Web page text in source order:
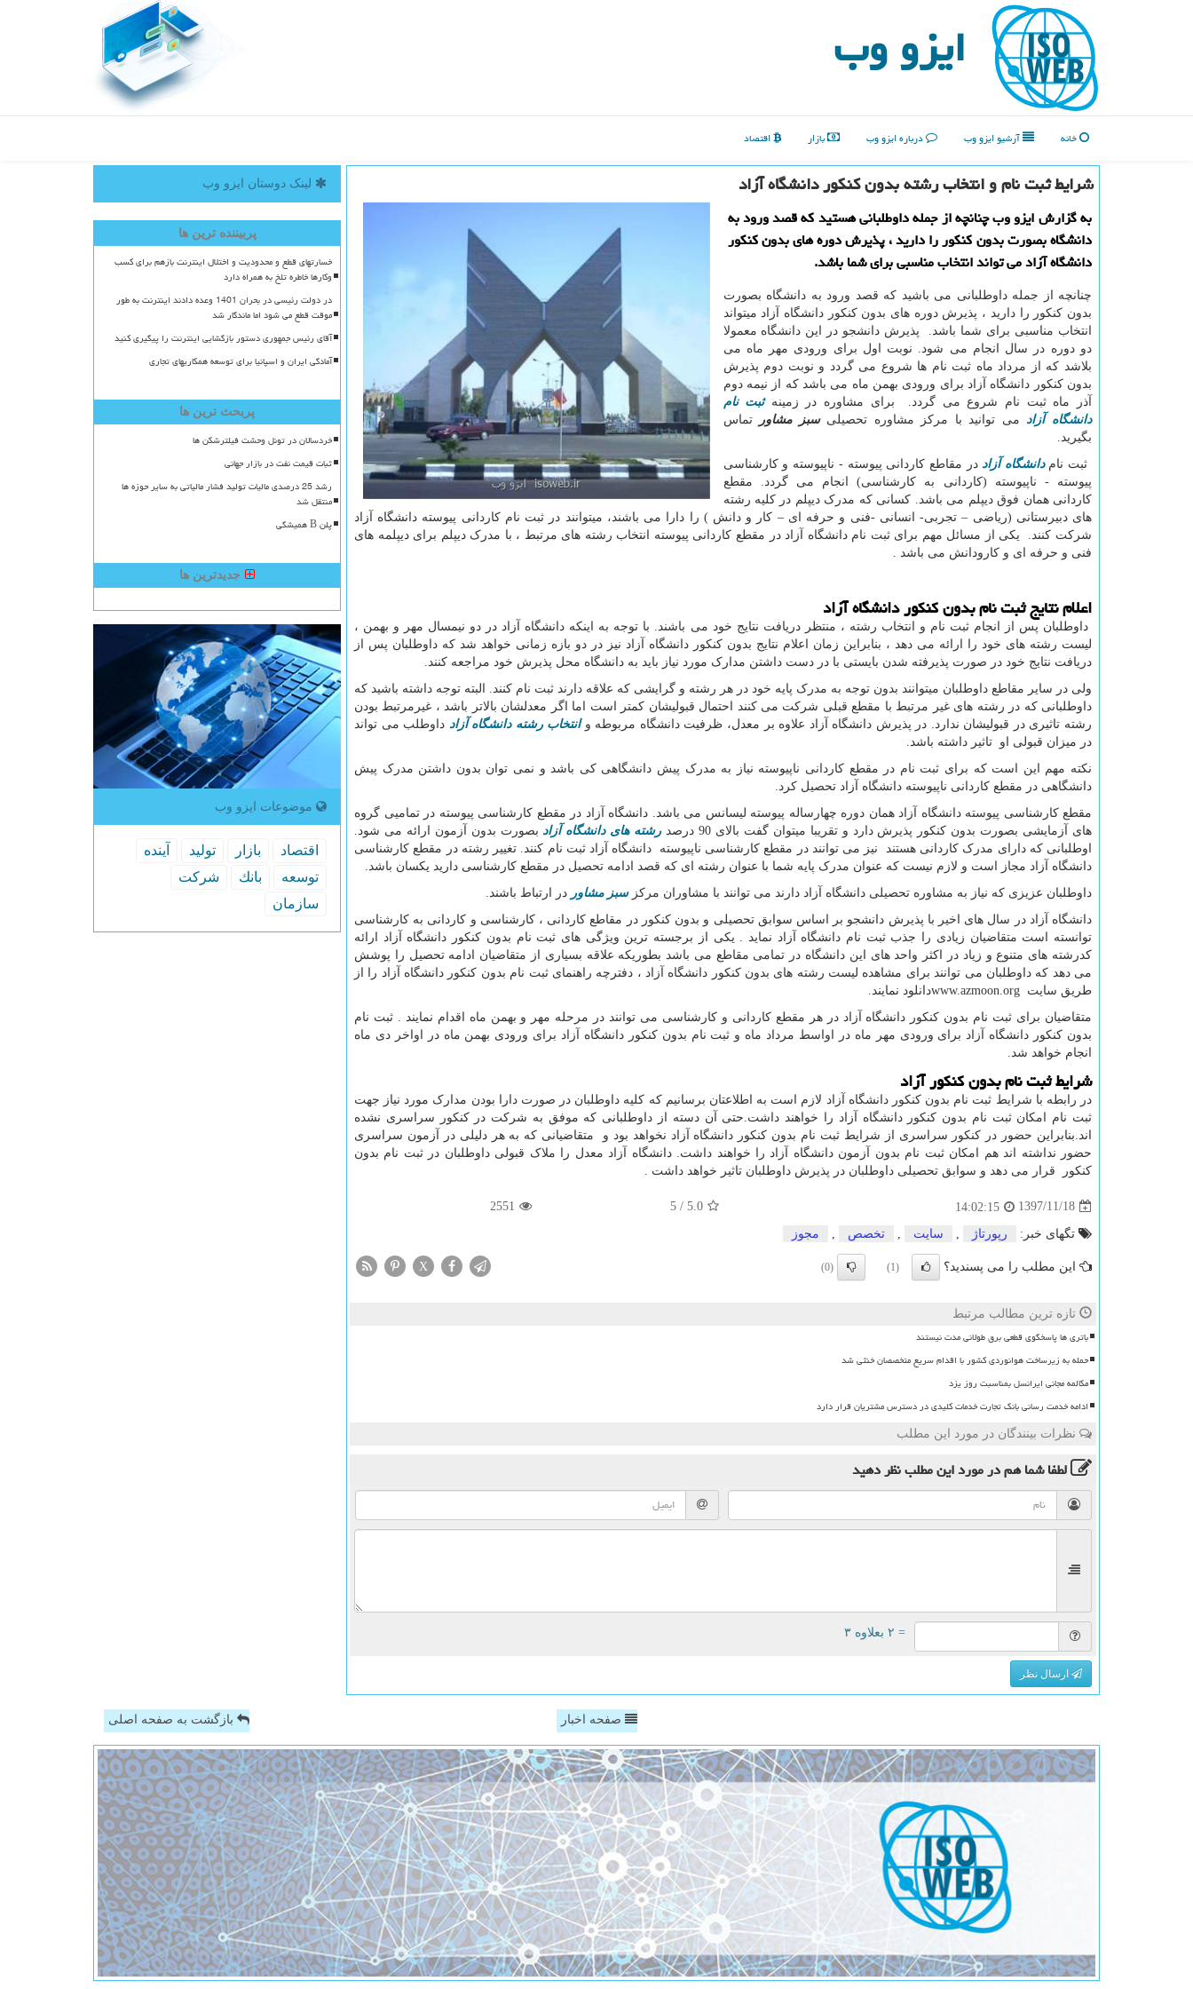
ایزو وب
خانه آرشیو ایزو وب درباره ایزو وب بازار اقتصاد
شرایط ثبت نام و انتخاب رشته بدون كنكور دانشگاه آزاد
به گزارش ایزو وب چنانچه از جمله داوطلبانی هستید كه قصد ورود به
دانشگاه بصورت بدون كنكور را دارید ، پذیرش دوره های بدون كنكور
دانشگاه آزاد می تواند انتخاب مناسبی برای شما باشد.
چنانچه از جمله داوطلبانی می باشید که قصد ورود به دانشگاه بصورت
بدون کنکور را دارید ، پذیرش دوره های بدون کنکور دانشگاه آزاد میتواند
انتخاب مناسبی برای شما باشد. پذیرش دانشجو در این دانشگاه معمولا
دو دوره در سال انجام می شود. نوبت اول برای ورودی مهر ماه می
بلاشد که از مرداد ماه ثبت نام ها شروع می گردد و نوبت دوم پذیرش
بدون کنکور دانشگاه آزاد برای ورودی بهمن ماه می باشد که از نیمه دوم
آذر ماه ثبت نام شروع می گردد. برای مشاوره در زمینهثبت نام
دانشگاه آزاد می توانید با مرکز مشاوره تحصیلیسبز مشاور
تماس
بگیرید.
ثبت نامدانشگاه آزاد در مقاطع کاردانی پیوسته - ناپیوسته و کارشناسی
پیوسته - ناپیوسته (کاردانی به کارشناسی) انجام می گردد. مقطع
کاردانی همان فوق دیپلم می باشد. کسانی که مدرک دیپلم در کلیه رشته
های دبیرستانی (ریاضی – تجربی- انسانی -فنی و حرفه ای – کار و دانش ) را دارا می باشند، میتوانند در ثبت نام کاردانی پیوسته دانشگاه آزاد
شرکت کنند. یکی از مسائل مهم برای ثبت نام دانشگاه آزاد در مقطع کاردانی پیوسته انتخاب رشته های مرتبط ، با مدرک دیپلم برای دیپلمه های
فنی و حرفه ای و کارودانش می باشد .
اعلام نتایج ثبت نام بدون کنکور دانشگاه آزاد
داوطلبان پس از انجام ثبت نام و انتخاب رشته ، منتظر دریافت نتایج خود می باشند. با توجه به اینکه دانشگاه آزاد در دو نیمسال مهر و بهمن ،
لیست رشته های خود را ارائه می دهد ، بنابراین زمان اعلام نتایج بدون کنکور دانشگاه آزاد نیز در دو بازه زمانی خواهد شد که داوطلبان پس از
دریافت نتایج خود در صورت پذیرفته شدن بایستی با در دست داشتن مدارک مورد نیاز باید به دانشگاه محل پذیرش خود مراجعه کنند.
ولی در سایر مقاطع داوطلبان میتوانند بدون توجه به مدرک پایه خود در هر رشته و گرایشی که علاقه دارند ثبت نام کنند. البته توجه داشته باشید که
داوطلبانی که در رشته های غیر مرتبط با مقطع قبلی شرکت می کنند احتمال قبولیشان کمتر است اما اگر معدلشان بالاتر باشد ، غیرمرتبط بودن
رشته تاثیری در قبولیشان ندارد. در پذیرش دانشگاه آزاد علاوه بر معدل، ظرفیت دانشگاه مربوطه وانتخاب رشته دانشگاه آزاد داوطلب می تواند
در میزان قبولی او تاثیر داشته باشد.
نکته مهم این است که برای ثبت نام در مقطع کاردانی ناپیوسته نیاز به مدرک پیش دانشگاهی کی باشد و نمی توان بدون داشتن مدرک پیش
دانشگاهی در مقطع کاردانی ناپیوسته دانشگاه آزاد تحصیل کرد.
مقطع کارشناسی پیوسته دانشگاه آزاد همان دوره چهارساله پیوسته لیسانس می باشد. دانشگاه آزاد در مقطع کارشناسی پیوسته در تمامیی گروه
های آزمایشی بصورت بدون کنکور پذیرش دارد و تقریبا میتوان گفت بالای 90 درصد
رشته های دانشگاه آزاد بصورت بدون آزمون ارائه می شود.
اوطلبانی که دارای مدرک کاردانی هستند نیز می توانند در مقطع کارشناسی ناپیوسته دانشگاه آزاد ثبت نام کنند. تغییر رشته در مقطع کارشناسی
دانشگاه آزاد مجاز است و لازم نیست که عنوان مدرک پایه شما با عنوان رشته ای که قصد ادامه تحصیل در مقطع کارشناسی دارید یکسان باشد.
داوطلبان عزیزی که نیاز به مشاوره تحصیلی دانشگاه آزاد دارند می توانند با مشاوران مرکزسبز مشاور در ارتباط باشند.
دانشگاه آزاد در سال های اخیر با پذیرش دانشجو بر اساس سوابق تحصیلی و بدون کنکور در مقاطع کاردانی ، کارشناسی و کاردانی به کارشناسی
توانسته است متقاضیان زیادی را جذب ثبت نام دانشگاه آزاد نماید . یکی از برجسته ترین ویژگی های ثبت نام بدون کنکور دانشگاه آزاد ارائه
کدرشته های متنوع و زیاد در اکثر واحد های این دانشگاه در تمامی مقاطع می باشد بطوریکه علاقه بسیاری از متقاضیان ادامه تحصیل را پوشش
می دهد که داوطلبان می توانند برای مشاهده لیست رشته های بدون کنکور دانشگاه آزاد ، دفترچه راهنمای ثبت نام بدون کنکور دانشگاه آزاد را از
طریق سایت www.azmoon.orgدانلود نمایند.
متقاضیان برای ثبت نام بدون کنکور دانشگاه آزاد در هر مقطع کاردانی و کارشناسی می توانند در مرحله مهر و بهمن ماه اقدام نمایند . ثبت نام
بدون کنکور دانشگاه آزاد برای ورودی مهر ماه در اواسط مرداد ماه و ثبت نام بدون کنکور دانشگاه آزاد برای ورودی بهمن ماه در اواخر دی ماه
انجام خواهد شد.
شرایط ثبت نام بدون کنکور آزاد
در رابطه با شرایط ثبت نام بدون کنکور دانشگاه آزاد لازم است به اطلاعتان برسانیم که کلیه داوطلبان در صورت دارا بودن مدارک مورد نیاز جهت
ثبت نام امکان ثبت نام بدون کنکور دانشگاه آزاد را خواهند داشت.حتی آن دسته از داوطلبانی که موفق به شرکت در کنکور سراسری نشده
اند.بنابراین حضور در کنکور سراسری از شرایط ثبت نام بدون کنکور دانشگاه آزاد نخواهد بود و متقاضیانی که به هر دلیلی در آزمون سراسری
حضور نداشته اند هم امکان ثبت نام بدون آزمون دانشگاه آزاد را خواهند داشت.دانشگاه آزاد معدل را ملاک قبولی داوطلبان در ثبت نام بدون
کنکور قرار می دهد و سوابق تحصیلی داوطلبان در پذیرش داوطلبان تاثیر خواهد داشت .
1397/11/18
14:02:15
5.0
/
5
2551
تگهای خبر: رپورتاژ سایت تخصص مجوز
این مطلب را می پسندید؟ (1)
(0)
X
تازه ترین مطالب مرتبط
باتری ها پاسخگوی قطعی برق طولانی مدت نیستند
حمله به زیرساخت هوانوردی کشور با اقدام سریع متخصصان خنثی شد
مکالمه مجانی ایرانسل بمناسبت روز یزد
ادامه خدمت رسانی بانک تجارت خدمات کلیدی در دسترس مشتریان قرار دارد
نظرات بینندگان در مورد این مطلب
لطفا شما همدر مورد این مطلبنظر دهید
= ۲ بعلاوه ۳
ارسال نظر
لینک دوستان ایزو وب
پربیننده ترین ها
خسارتهای قطع و محدودیت و اختلال اینترنت بازهم برای کسب
وکارها خاطره تلخ به همراه دارد
در دولت رئیسی در بحران 1401 وعده دادند اینترنت به طور
موقت قطع می شود اما ماندگار شد
آقای رئیس جمهوری دستور بازگشایی اینترنت را پیگیری کنید
آمادگی ایران و اسپانیا برای توسعه همکاریهای تجاری
پربحث ترین ها
خردسالان در تونل وحشت فیلترشکن ها
ثبات قیمت نفت در بازار جهانی
رشد 25 درصدی مالیات تولید فشار مالیاتی به سایر حوزه ها
منتقل شد
پلن B همیشگی
جدیدترین ها
موضوعات ایزو وب
اقتصاد بازار تولید
آینده
توسعه
بانك
شركت
سازمان
صفحه اخبار بازگشت به صفحه اصلی